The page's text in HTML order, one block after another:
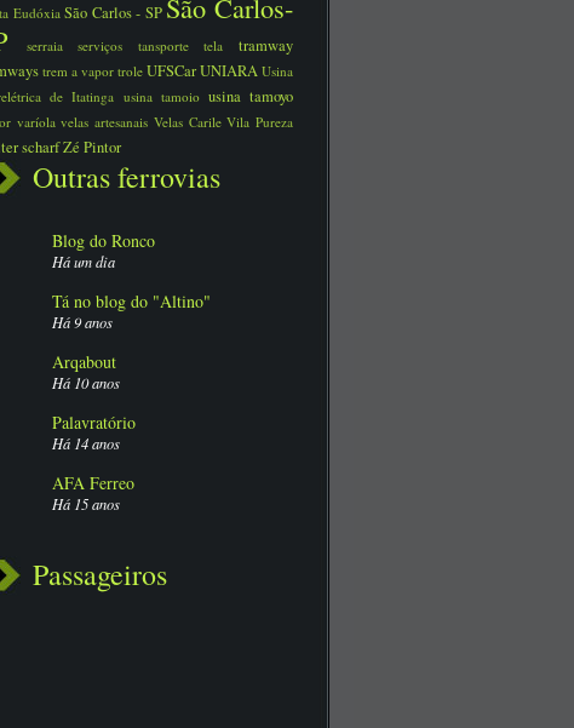
EudóxiaSão Carlos - SP São Carlos-
serraiaserviços tansportetelatramway
trem a vapor trole UFSCarUNIARA Usina
de Itatinga usina tamoio usina tamoyo
varíolavelas artesanais Velas CarileVila Pureza
scharfZé Pintor
Outras ferrovias
Blog do Ronco
Há um dia
Tá no blog do "Altino"
Há 9 anos
Arqabout
Há 10 anos
Palavratório
Há 14 anos
AFA Ferreo
Há 15 anos
Passageiros